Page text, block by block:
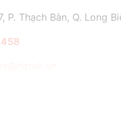
Thạch Bàn, Q. Long